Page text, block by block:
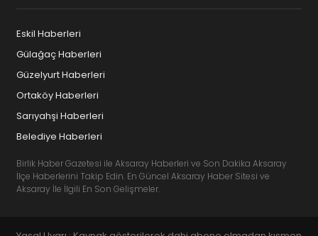
Eskil Haberleri
Gülağaç Haberleri
Güzelyurt Haberleri
Ortaköy Haberleri
Sarıyahşi Haberleri
Belediye Haberleri
Birlik Haber Gazetesi ile Aksaray Haberleri ve Son Dakika Aksaray
İlçe Haberlerini Takip Edin. En Güncel Aksaray Haber Sitesi ve
Aksaray İle İlgili En Son Gelişmeler.